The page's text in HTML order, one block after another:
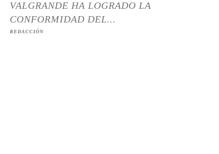
VALGRANDE HA LOGRADO LA
CONFORMIDAD DEL...
REDACCIÓN